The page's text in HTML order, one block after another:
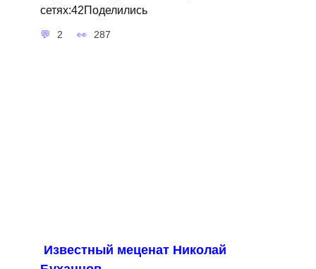
сетях:42Поделились
2 287
Известный меценат Николай